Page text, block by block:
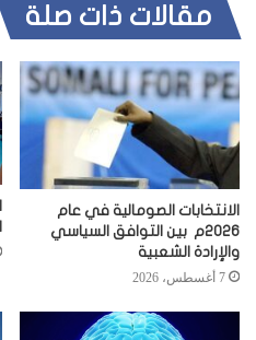
مقالات ذات صلة
الانتخابات الصومالية في عام
2026م بين التوافق السياسي
والإرادة الشعبية
7 أغسطس، 2026